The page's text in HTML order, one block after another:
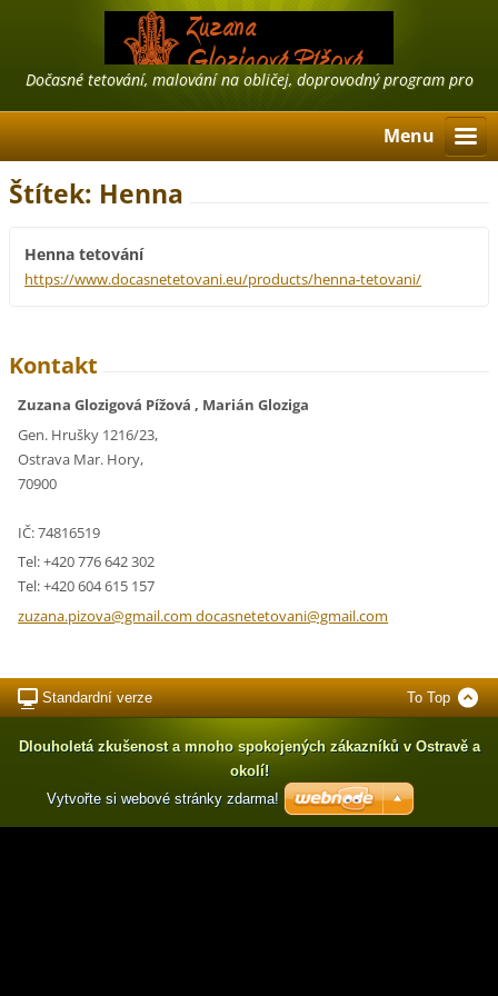
Dočasné tetování, malování na obličej, doprovodný program pro
Menu
Štítek: Henna
Henna tetování
https://www.docasnetetovani.eu/products/henna-tetovani/
Kontakt
Zuzana Glozigová Pížová , Marián Gloziga
Gen. Hrušky 1216/23,
Ostrava Mar. Hory,
70900
IČ: 74816519
Tel: +420 776 642 302
Tel: +420 604 615 157
zuzana.pizova@gmail.com docasnetetovani@gmail.com
Standardní verze To Top
Dlouholetá zkušenost a mnoho spokojených zákazníků v Ostravě a
okolí!
Vytvořte si webové stránky zdarma!